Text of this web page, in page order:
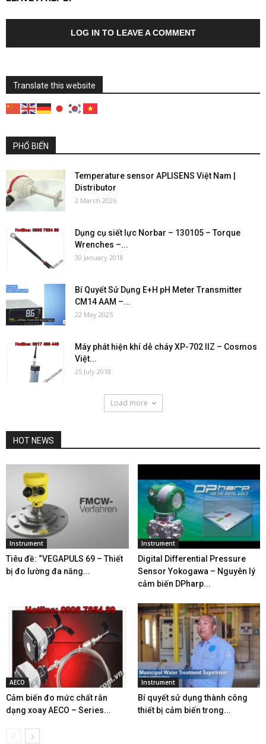
LOG IN TO LEAVE A COMMENT
Translate this website
PHỔ BIẾN
Temperature sensor APLISENS Việt Nam |
Distributor
2 March 2026
Dụng cụ siết lực Norbar – 130105 – Torque
Wrenches –...
30 January 2018
Bí Quyết Sử Dụng E+H pH Meter Transmitter
CM14 AAM –...
22 May 2025
Máy phát hiện khí dễ cháy XP-702 IIZ – Cosmos
Việt...
25 July 2018
Load more
HOT NEWS
Instrument
Tiêu đề: “VEGAPULS 69 – Thiết
bị đo lường đa năng...
Instrument
Digital Differential Pressure
Sensor Yokogawa – Nguyên lý
cảm biến DPharp...
AECO
Cảm biến đo mức chất rắn
dạng xoay AECO – Series...
Instrument
Bí quyết sử dụng thành công
thiết bị cảm biến trong...